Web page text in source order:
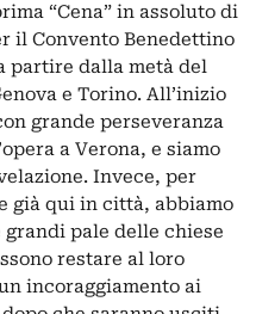
“Cena” in assoluto di
il Convento Benedettino
partire dalla metà del
e Torino. All’inizio
grande perseveranza
a Verona, e siamo
Invece, per
già qui in città, abbiamo
pale delle chiese
restare al loro
incoraggiamento ai